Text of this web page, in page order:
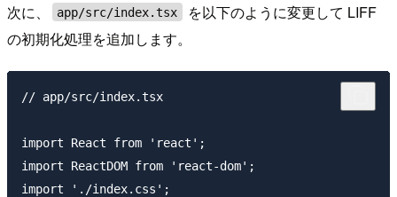
次に、 app/src/index.tsx
を以下のように変更して LIFF
の初期化処理を追加します。
// app/src/index.tsx
import React from 'react';
import ReactDOM from 'react-dom';
import './index.css';